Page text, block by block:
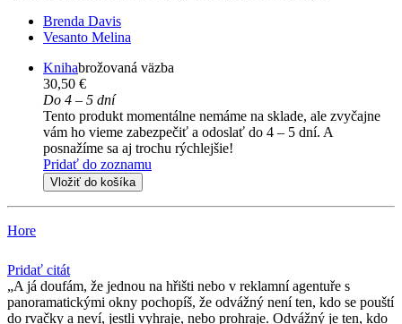
Brenda Davis
Vesanto Melina
Knihabrožovaná väzba
30,50 €
Do 4 – 5 dní
Tento produkt momentálne nemáme na sklade, ale zvyčajne
vám ho vieme zabezpečiť a odoslať do 4 – 5 dní. A
posnažíme sa aj trochu rýchlejšie!
Pridať do zoznamu
Vložiť do košíka
Hore
Pridať citát
A já doufám, že jednou na hřišti nebo v reklamní agentuře s
panoramatickými okny pochopíš, že odvážný není ten, kdo se pouští
do rvačky a neví, jestli vyhraje, nebo prohraje. Odvážný je ten, kdo